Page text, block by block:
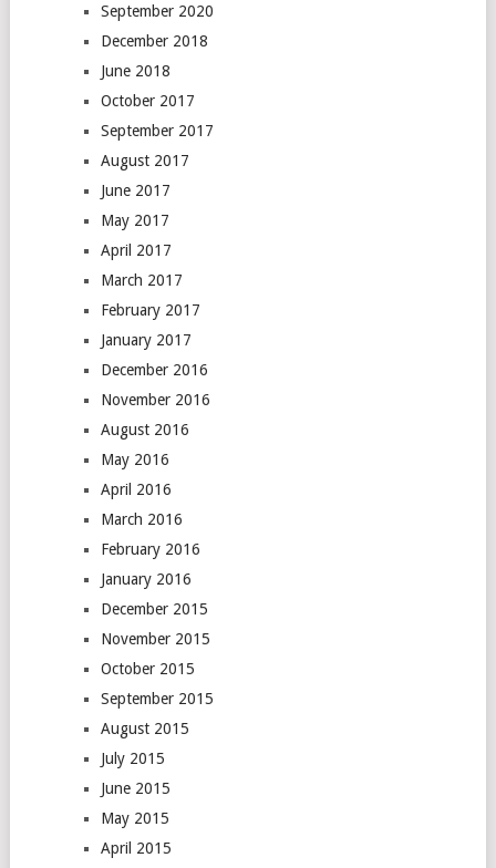
September 2020
December 2018
June 2018
October 2017
September 2017
August 2017
June 2017
May 2017
April 2017
March 2017
February 2017
January 2017
December 2016
November 2016
August 2016
May 2016
April 2016
March 2016
February 2016
January 2016
December 2015
November 2015
October 2015
September 2015
August 2015
July 2015
June 2015
May 2015
April 2015